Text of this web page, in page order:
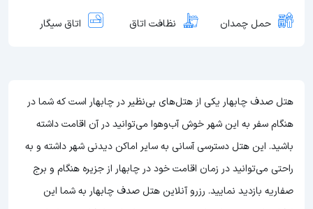
حمل چمدان نظافت اتاق اتاق سیگار
هتل صدف چابهار یکی از هتل‌های بی‌نظیر در چابهار است که شما در
هنگام سفر به این شهر خوش آب‌وهوا می‌توانید در آن اقامت داشته
باشید. این هتل دسترسی آسانی به سایر اماکن دیدنی شهر داشته و به
راحتی می‌توانید در زمان اقامت خود در چابهار از جزیره هنگام و برج
صفاریه بازدید نمایید. ‌رزرو آنلاین هتل صدف چابهار به شما این